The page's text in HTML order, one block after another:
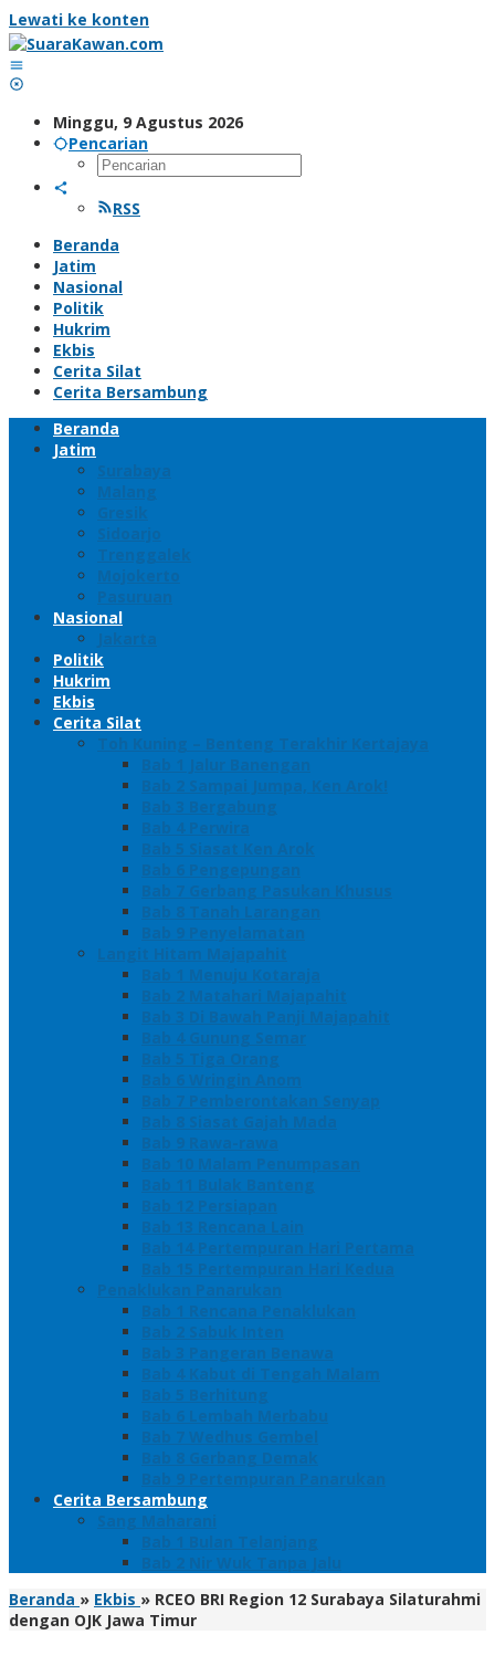
Lewati ke konten
Minggu, 9 Agustus 2026
Pencarian
RSS
Beranda
Jatim
Nasional
Politik
Hukrim
Ekbis
Cerita Silat
Cerita Bersambung
Beranda
Jatim
Surabaya
Malang
Gresik
Sidoarjo
Trenggalek
Mojokerto
Pasuruan
Nasional
Jakarta
Politik
Hukrim
Ekbis
Cerita Silat
Toh Kuning – Benteng Terakhir Kertajaya
Bab 1 Jalur Banengan
Bab 2 Sampai Jumpa, Ken Arok!
Bab 3 Bergabung
Bab 4 Perwira
Bab 5 Siasat Ken Arok
Bab 6 Pengepungan
Bab 7 Gerbang Pasukan Khusus
Bab 8 Tanah Larangan
Bab 9 Penyelamatan
Langit Hitam Majapahit
Bab 1 Menuju Kotaraja
Bab 2 Matahari Majapahit
Bab 3 Di Bawah Panji Majapahit
Bab 4 Gunung Semar
Bab 5 Tiga Orang
Bab 6 Wringin Anom
Bab 7 Pemberontakan Senyap
Bab 8 Siasat Gajah Mada
Bab 9 Rawa-rawa
Bab 10 Malam Penumpasan
Bab 11 Bulak Banteng
Bab 12 Persiapan
Bab 13 Rencana Lain
Bab 14 Pertempuran Hari Pertama
Bab 15 Pertempuran Hari Kedua
Penaklukan Panarukan
Bab 1 Rencana Penaklukan
Bab 2 Sabuk Inten
Bab 3 Pangeran Benawa
Bab 4 Kabut di Tengah Malam
Bab 5 Berhitung
Bab 6 Lembah Merbabu
Bab 7 Wedhus Gembel
Bab 8 Gerbang Demak
Bab 9 Pertempuran Panarukan
Cerita Bersambung
Sang Maharani
Bab 1 Bulan Telanjang
Bab 2 Nir Wuk Tanpa Jalu
Beranda » Ekbis » RCEO BRI Region 12 Surabaya Silaturahmi
dengan OJK Jawa Timur